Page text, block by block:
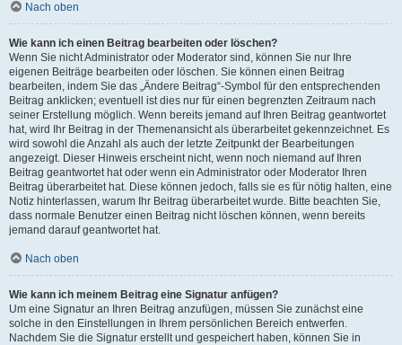
Nach oben
Wie kann ich einen Beitrag bearbeiten oder löschen?
Wenn Sie nicht Administrator oder Moderator sind, können Sie nur Ihre
eigenen Beiträge bearbeiten oder löschen. Sie können einen Beitrag
bearbeiten, indem Sie das „Ändere Beitrag“-Symbol für den entsprechenden
Beitrag anklicken; eventuell ist dies nur für einen begrenzten Zeitraum nach
seiner Erstellung möglich. Wenn bereits jemand auf Ihren Beitrag geantwortet
hat, wird Ihr Beitrag in der Themenansicht als überarbeitet gekennzeichnet. Es
wird sowohl die Anzahl als auch der letzte Zeitpunkt der Bearbeitungen
angezeigt. Dieser Hinweis erscheint nicht, wenn noch niemand auf Ihren
Beitrag geantwortet hat oder wenn ein Administrator oder Moderator Ihren
Beitrag überarbeitet hat. Diese können jedoch, falls sie es für nötig halten, eine
Notiz hinterlassen, warum Ihr Beitrag überarbeitet wurde. Bitte beachten Sie,
dass normale Benutzer einen Beitrag nicht löschen können, wenn bereits
jemand darauf geantwortet hat.
Nach oben
Wie kann ich meinem Beitrag eine Signatur anfügen?
Um eine Signatur an Ihren Beitrag anzufügen, müssen Sie zunächst eine
solche in den Einstellungen in Ihrem persönlichen Bereich entwerfen.
Nachdem Sie die Signatur erstellt und gespeichert haben, können Sie in